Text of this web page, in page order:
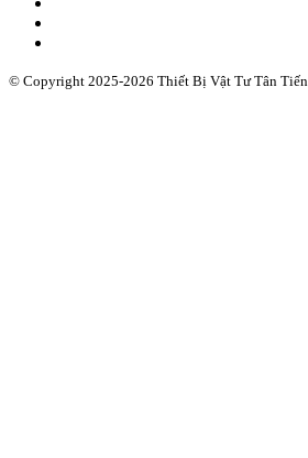
© Copyright 2025-2026 Thiết Bị Vật Tư Tân Tiến.